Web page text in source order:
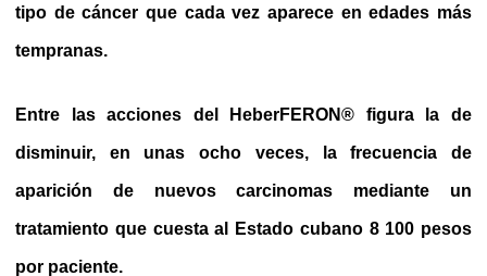
tipo de cáncer que cada vez aparece en edades más
tempranas.
Entre las acciones del HeberFERON® figura la de
disminuir, en unas ocho veces, la frecuencia de
aparición de nuevos carcinomas mediante un
tratamiento que cuesta al Estado cubano 8 100 pesos
por paciente.